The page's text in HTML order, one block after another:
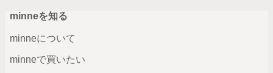
minneを知る
minneについて
minneで買いたい